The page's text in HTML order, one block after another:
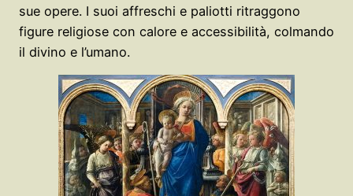
sue opere. I suoi affreschi e paliotti ritraggono
figure religiose con calore e accessibilità, colmando
il divino e l’umano.